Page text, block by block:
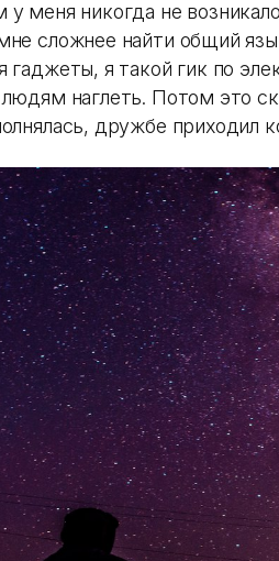
меня никогда не
сложнее найти общий
я такой гик по
наглеть. Потом это
дружбе приходил